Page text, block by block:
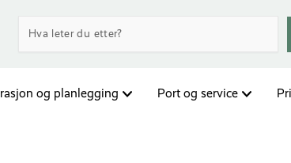
og planlegging Port og service